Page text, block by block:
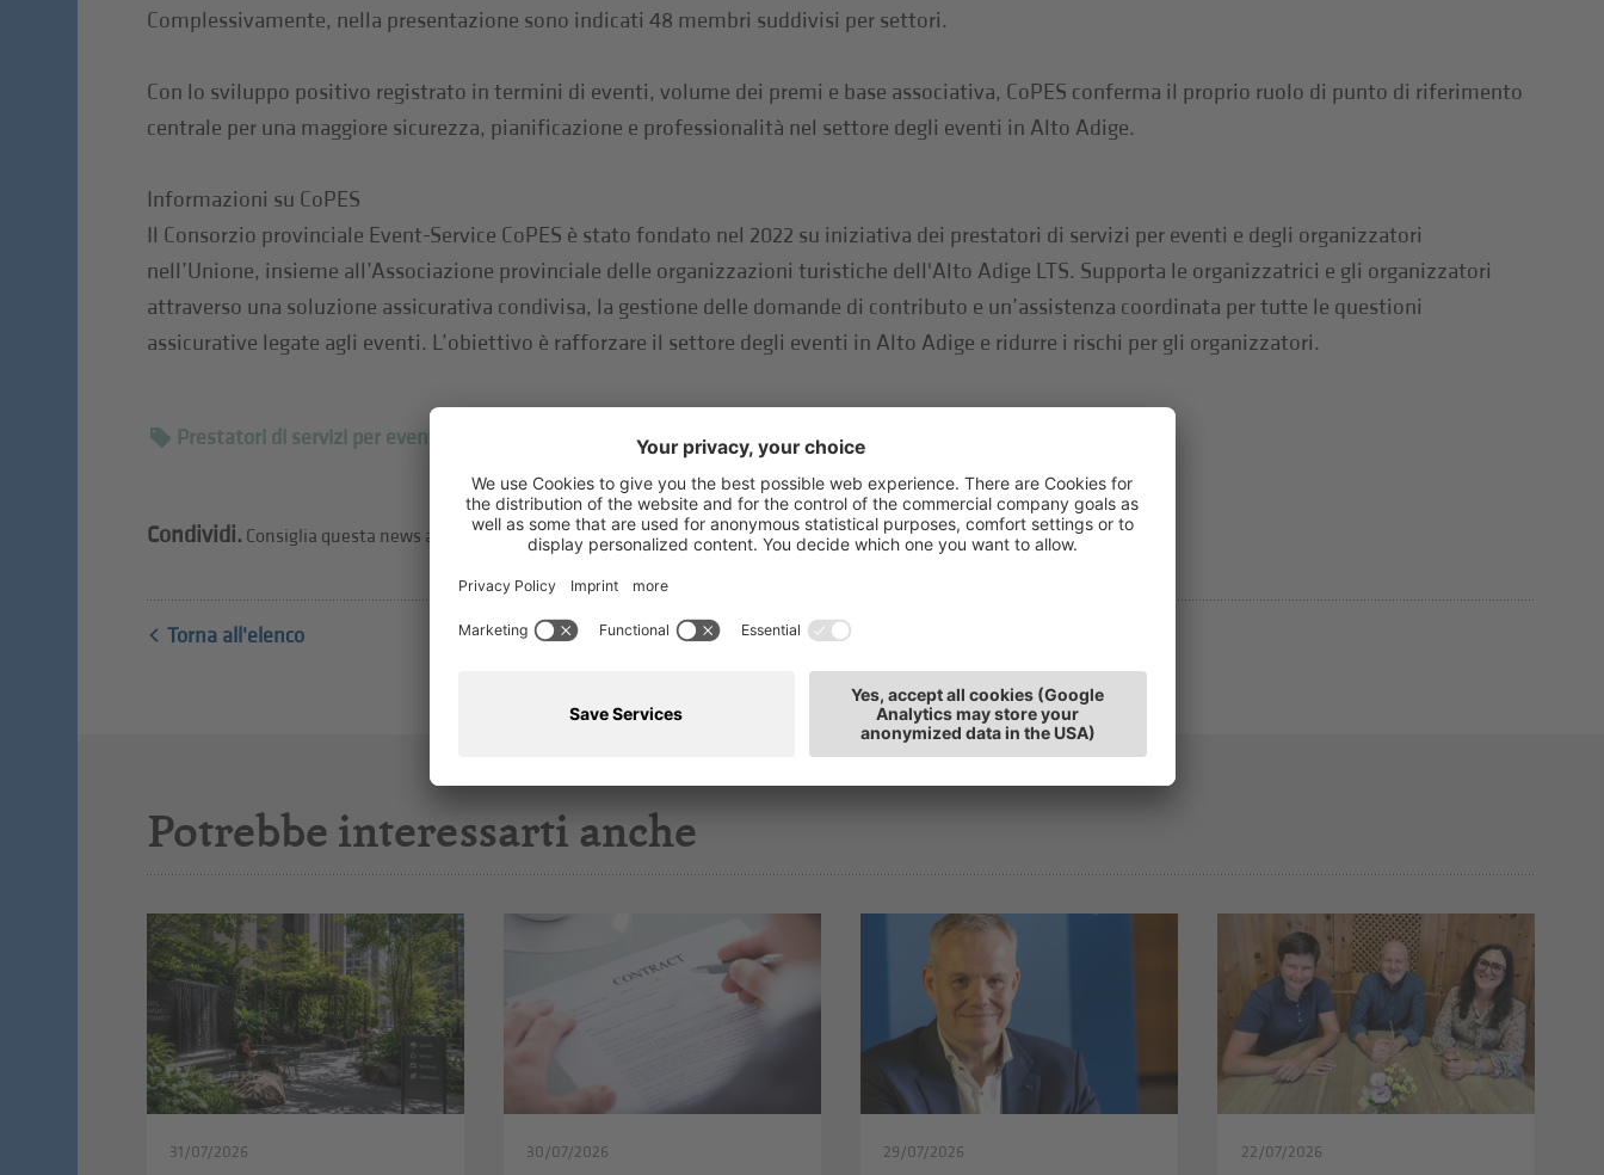
Complessivamente, nella presentazione sono indicati 48 membri suddivisi per settori.
Con lo sviluppo positivo registrato in termini di eventi, volume dei premi e base associativa, CoPES conferma il proprio ruolo di punto di riferimento
centrale per una maggiore sicurezza, pianificazione e professionalità nel settore degli eventi in Alto Adige.
Informazioni su CoPES
Il Consorzio provinciale Event-Service CoPES è stato fondato nel 2022 su iniziativa dei prestatori di servizi per eventi e degli organizzatori
nell’Unione, insieme all’Associazione provinciale delle organizzazioni turistiche dell'Alto Adige LTS. Supporta le organizzatrici e gli organizzatori
attraverso una soluzione assicurativa condivisa, la gestione delle domande di contributo e un’assistenza coordinata per tutte le questioni
assicurative legate agli eventi. L’obiettivo è rafforzare il settore degli eventi in Alto Adige e ridurre i rischi per gli organizzatori.
Prestatori di servizi per eventi e organizzatori Comunicato stampa
Condividi. Consiglia questa news ai tuoi amici.
Torna all'elenco
Potrebbe interessarti anche
31/07/2026 30/07/2026 29/07/2026 22/07/2026